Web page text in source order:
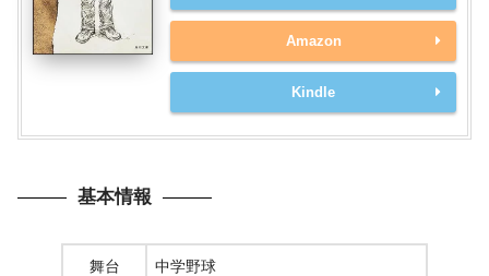
Amazon
Kindle
基本情報
舞台 中学野球